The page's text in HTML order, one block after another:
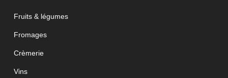
Fruits & légumes
Fromages
Crèmerie
Vins